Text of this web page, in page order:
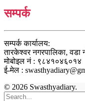
सम्पर्क
सम्पर्क कार्यालय:
तारकेश्वर नगरपालिका,
मोबोइल नं : ९८४१०४६०१४
ई-मेल :
© 2026 Swasthyadiary.